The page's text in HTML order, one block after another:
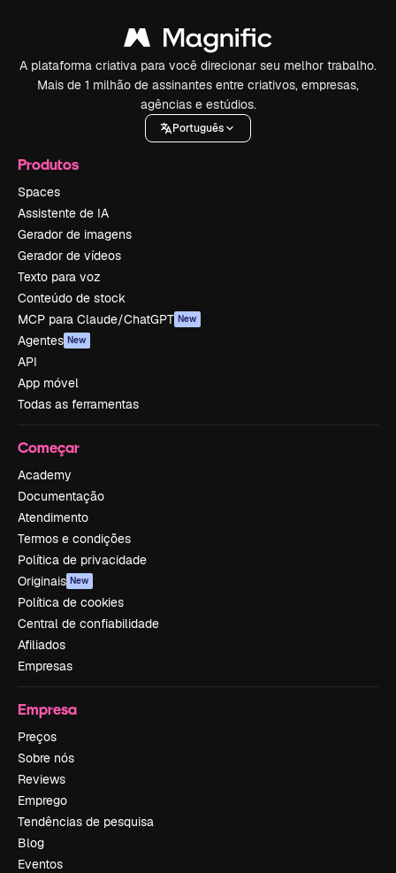
A plataforma criativa para você direcionar seu melhor trabalho.
Mais de 1 milhão de assinantes entre criativos, empresas,
agências e estúdios.
Português
Produtos
Spaces
Assistente de IA
Gerador de imagens
Gerador de vídeos
Texto para voz
Conteúdo de stock
MCP para Claude/ChatGPT New
Agentes New
API
App móvel
Todas as ferramentas
Começar
Academy
Documentação
Atendimento
Termos e condições
Política de privacidade
Originais New
Política de cookies
Central de confiabilidade
Afiliados
Empresas
Empresa
Preços
Sobre nós
Reviews
Emprego
Tendências de pesquisa
Blog
Eventos